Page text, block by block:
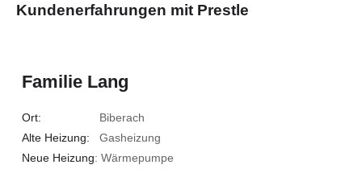
Kundenerfahrungen mit Prestle
Familie Lang
Ort: Biberach
Alte Heizung: Gasheizung
Neue Heizung: Wärmepumpe